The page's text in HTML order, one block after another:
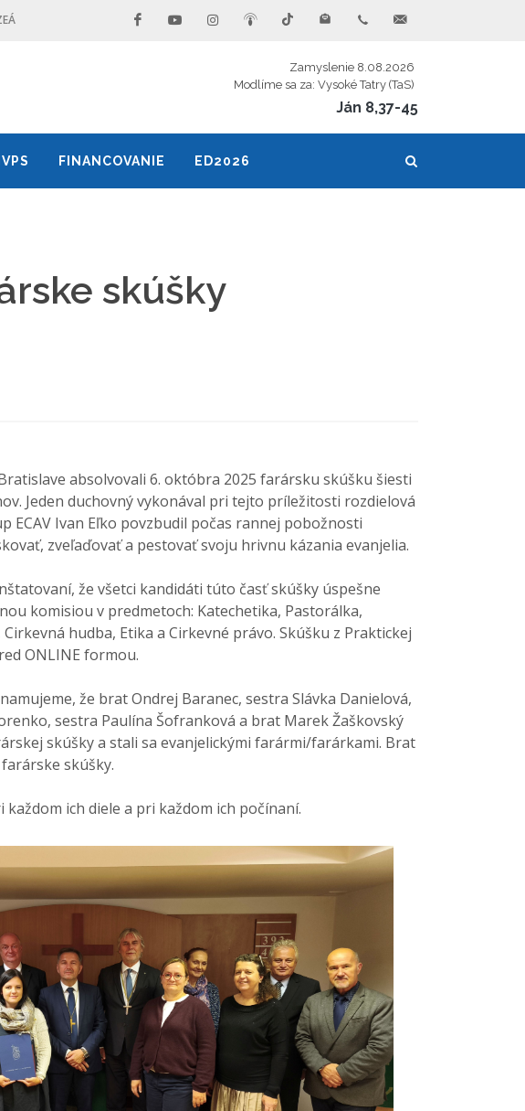
Zamyslenie 8.08.2026
Modlíme sa za: Vysoké Tatry (TaS)
Ján 8,37-45
FINANCOVANIE ED2026
skúšky
absolvovali 6. októbra 2025 farársku skúšku šiesti
Jeden duchovný vykonával pri tejto príležitosti rozdielová
ECAV Ivan Eľko povzbudil počas rannej pobožnosti
zveľaďovať a pestovať svoju hrivnu kázania evanjelia.
že všetci kandidáti túto časť skúšky úspešne
komisiou v predmetoch: Katechetika, Pastorálka,
hudba, Etika a Cirkevné právo. Skúšku z Praktickej
ONLINE formou.
že brat Ondrej Baranec, sestra Slávka Danielová,
sestra Paulína Šofranková a brat Marek Žaškovský
skúšky a stali sa evanjelickými farármi/farárkami. Brat
skúšky.
ich diele a pri každom ich počínaní.